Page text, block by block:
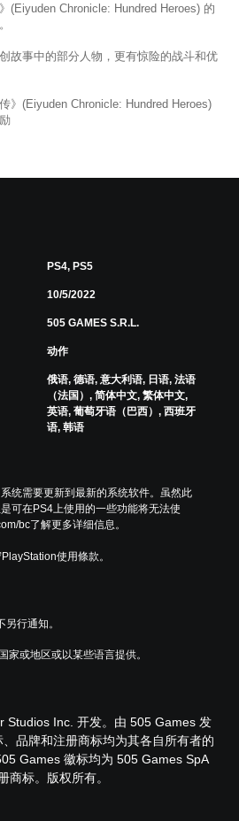
(Eiyuden Chronicle: Hundred Heroes) 的
故事中的部分人物，更有惊险的战斗和优
》(Eiyuden Chronicle: Hundred Heroes)
PS4, PS5
10/5/2022
505 GAMES S.R.L.
动作
俄语, 德语, 意大利语, 日语, 法语
（法国）, 简体中文, 繁体中文,
英语, 葡萄牙语（巴西）, 西班牙
语, 韩语
统需要更新到最新的系统软件。虽然此
可在PS4上使用的一些功能将无法使
bc了解更多详细信息。
使用條款。
行通知。
家或地区或以某些语言提供。
Studios Inc. 开发。由 505 Games 发
品牌和注册商标均为其各自所有者的
Games 徽标均为 505 Games SpA
商标。版权所有。